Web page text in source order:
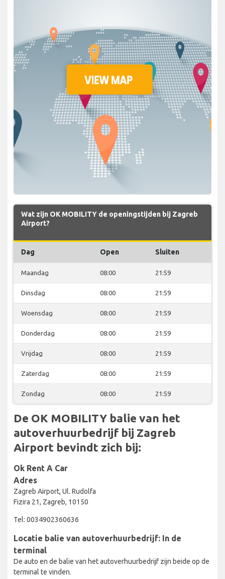
Wat zijn OK MOBILITY de openingstijden bij Zagreb
Airport?
Dag Open Sluiten
Maandag 08:00 21:59
Dinsdag 08:00 21:59
Woensdag 08:00 21:59
Donderdag 08:00 21:59
Vrijdag 08:00 21:59
Zaterdag 08:00 21:59
Zondag 08:00 21:59
De OK MOBILITY balie van het
autoverhuurbedrijf bij Zagreb
Airport bevindt zich bij:
Ok Rent A Car
Adres
Zagreb Airport, Ul. Rudolfa
Fizira 21, Zagreb, 10150
Tel: 0034902360636
Locatie balie van autoverhuurbedrijf: In de
terminal
De auto en de balie van het autoverhuurbedrijf zijn beide op de
terminal te vinden.